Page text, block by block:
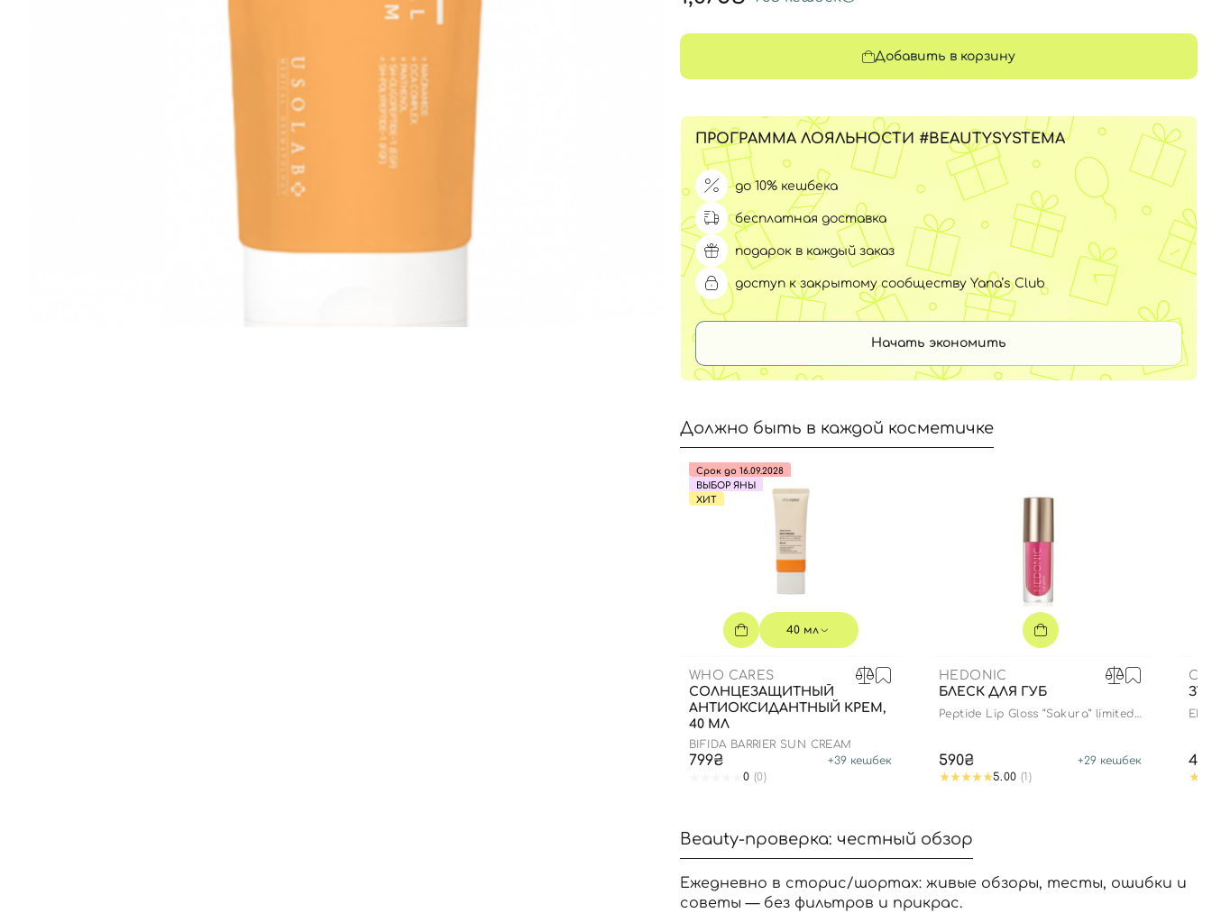
СПФ защита для детей
Для зоны век
Добавить в корзину
ПРОГРАММА ЛОЯЛЬНОСТИ #BEAUTYSYSTEMA
до 10% кешбека
бесплатная доставка
подарок в каждый заказ
доступ к закрытому сообществу Yana’s Club
Начать экономить
Должно быть в каждой косметичке
Срок до 16.09.2028
ВЫБОР ЯНЫ
ХИТ
40 мл
WHO CARES
СОЛНЦЕЗАЩИТНЫЙ
АНТИОКСИДАНТНЫЙ КРЕМ,
40 МЛ
BIFIDA BARRIER SUN CREAM
799₴ +39 кешбек
0 (0)
HEDONIC
БЛЕСК ДЛЯ ГУБ
Peptide Lip Gloss “Sakura” limited
590₴ +29 кешбек
5.00 (1)
Beauty-проверка: честный обзор
Ежедневно в сторис/шортах: живые обзоры, тесты, ошибки и
советы — без фильтров и прикрас.